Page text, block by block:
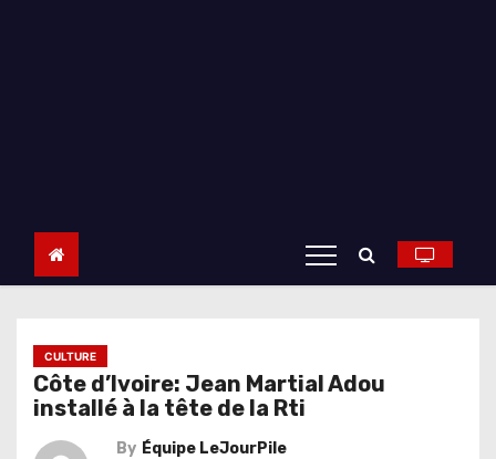
CULTURE
Côte d’Ivoire: Jean Martial Adou
installé à la tête de la Rti
By Équipe LeJourPile